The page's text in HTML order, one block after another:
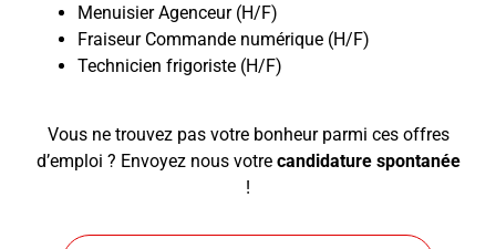
Menuisier Agenceur (H/F)
Fraiseur Commande numérique (H/F)
Technicien frigoriste (H/F)
Vous ne trouvez pas votre bonheur parmi ces offres
d’emploi ? Envoyez nous votrecandidature spontanée
!